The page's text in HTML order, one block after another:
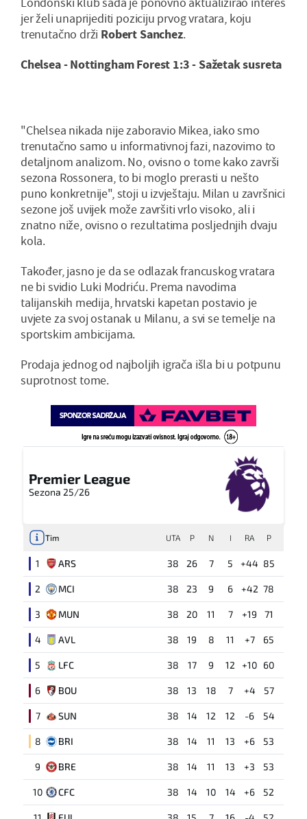
jer želi unaprijediti poziciju prvog vratara, koju
trenutačno drži Robert Sanchez.
Chelsea - Nottingham Forest 1:3 - Sažetak susreta
"Chelsea nikada nije zaboravio Mikea, iako smo
trenutačno samo u informativnoj fazi, nazovimo to
detaljnom analizom. No, ovisno o tome kako završi
sezona Rossonera, to bi moglo prerasti u nešto
puno konkretnije", stoji u izvještaju. Milan u završnici
sezone još uvijek može završiti vrlo visoko, ali i
znatno niže, ovisno o rezultatima posljednjih dvaju
kola.
Također, jasno je da se odlazak francuskog vratara
ne bi svidio Luki Modriću. Prema navodima
talijanskih medija, hrvatski kapetan postavio je
uvjete za svoj ostanak u Milanu, a svi se temelje na
sportskim ambicijama.
Prodaja jednog od najboljih igrača išla bi u potpunu
suprotnost tome.
Premier League
Sezona 25/26
Tim UTA P N I RA P
1 ARS 38 26 7 5 +44 85
2 MCI 38 23 9 6 +42 78
3 MUN 38 20 11 7 +19 71
4 AVL 38 19 8 11 +7 65
5 LFC 38 17 9 12 +10 60
6 BOU 38 13 18 7 +4 57
7 SUN 38 14 12 12 -6 54
8 BRI 38 14 11 13 +6 53
9 BRE 38 14 11 13 +3 53
10 CFC 38 14 10 14 +6 52